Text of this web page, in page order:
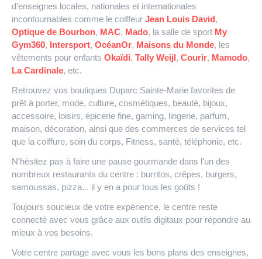
d’enseignes locales, nationales et internationales
incontournables comme le coiffeur Jean Louis David,
Optique de Bourbon, MAC, Mado, la salle de sport My
Gym360, Intersport, OcéanOr, Maisons du Monde, les
vêtements pour enfants Okaïdi, Tally Weijl, Courir, Mamodo,
La Cardinale, etc.
Retrouvez vos boutiques Duparc Sainte-Marie favorites de
prêt à porter, mode, culture, cosmétiques, beauté, bijoux,
accessoire, loisirs, épicerie fine, gaming, lingerie, parfum,
maison, décoration, ainsi que des commerces de services tel
que la coiffure, soin du corps, Fitness, santé, téléphonie, etc.
N'hésitez pas à faire une pause gourmande dans l'un des
nombreux restaurants du centre : burritos, crêpes, burgers,
samoussas, pizza... il y en a pour tous les goûts !
Toujours soucieux de votre expérience, le centre reste
connecté avec vous grâce aux outils digitaux pour répondre au
mieux à vos besoins.
Votre centre partage avec vous les bons plans des enseignes,